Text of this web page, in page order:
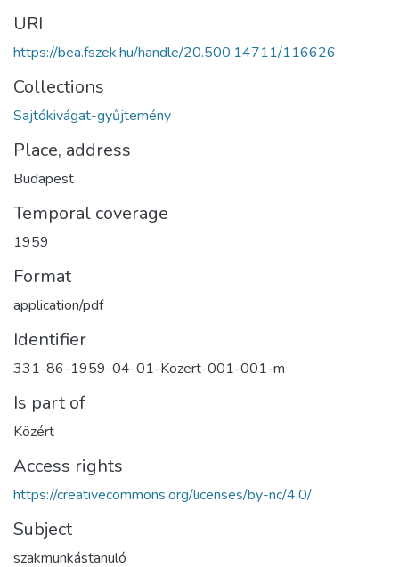
URI
https://bea.fszek.hu/handle/20.500.14711/116626
Collections
Sajtókivágat-gyűjtemény
Place, address
Budapest
Temporal coverage
1959
Format
application/pdf
Identifier
331-86-1959-04-01-Kozert-001-001-m
Is part of
Közért
Access rights
https://creativecommons.org/licenses/by-nc/4.0/
Subject
szakmunkástanuló